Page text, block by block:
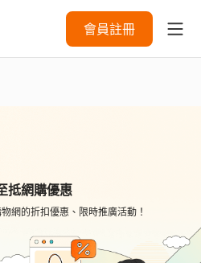
會員註冊
抵網購優惠
網的折扣優惠、限時推廣活動！